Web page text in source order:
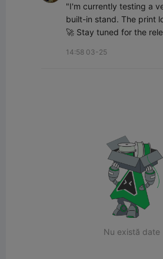
"I'm currently testing a
built-in stand. The print
🚀 Stay tuned for the
14:58 03-25
Nu există date